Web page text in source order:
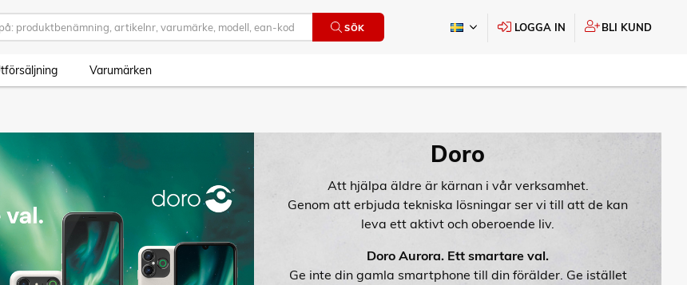
SÖK LOGGA IN BLI KUND
Varumärken
Doro
Att hjälpa äldre är kärnan i vår verksamhet.
Genom att erbjuda tekniska lösningar ser vi till att de kan
leva ett aktivt och oberoende liv.
Doro Aurora. Ett smartare val.
Ge inte din gamla smartphone till din förälder. Ge istället